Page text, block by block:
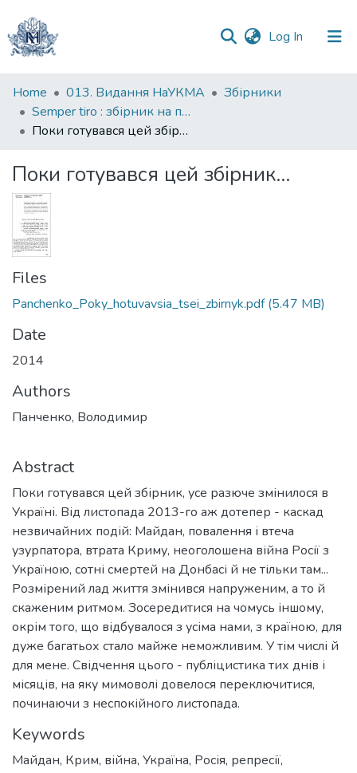
Log In (current)
Communities
&
Collections
Statistics
Home 013. Видання НаУКМА
Збірники
Semper tiro : збірник на пошану професора Володимира Панченка. До 60-річчя від дня народження
Поки готувався цей збірник...
Поки готувався цей збірник...
Files
Panchenko_Poky_hotuvavsia_tsei_zbirnyk.pdf(5.47 MB)
Date
2014
Authors
Панченко, Володимир
Abstract
Поки готувався цей збірник, усе разюче змінилося в
Україні. Від листопада 2013-го аж дотепер - каскад
незвичайних подій: Майдан, повалення і втеча
узурпатора, втрата Криму, неоголошена війна Росії з
Україною, сотні смертей на Донбасі й не тільки там...
Розмірений лад життя змінився напруженим, а то й
скаженим ритмом. Зосередитися на чомусь іншому,
окрім того, що відбувалося з усіма нами, з країною, для
дуже багатьох стало майже неможливим. У тім числі й
для мене. Свідчення цього - публіцистика тих днів і
місяців, на яку мимоволі довелося переключитися,
починаючи з неспокійного листопада.
Keywords
Майдан, Крим, війна, Україна, Росія, репресії,